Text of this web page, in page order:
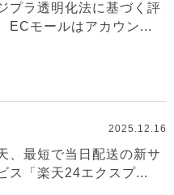
プラ透明化法に基づく評
ECモールはアカウン...
2025.12.16
、最短で当日配送の新サ
ス「楽天24エクスプ...